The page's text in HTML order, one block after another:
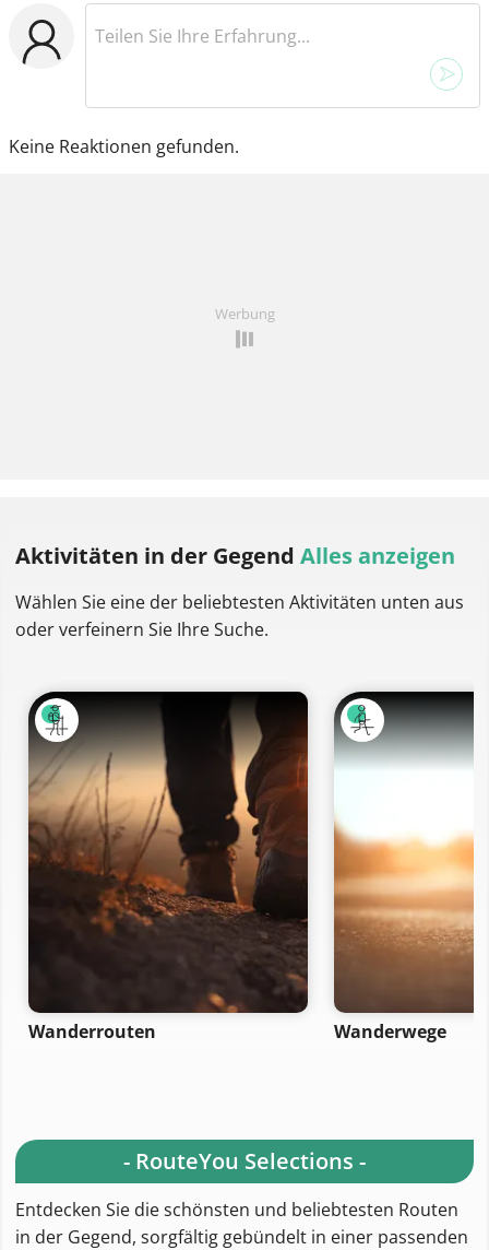
Keine Reaktionen gefunden.
Werbung
Aktivitäten in der Gegend Alles anzeigen
Wählen Sie eine der beliebtesten Aktivitäten unten aus
oder verfeinern Sie Ihre Suche.
Wanderrouten Wanderwege
- RouteYou Selections -
Entdecken Sie die schönsten und beliebtesten Routen
in der Gegend, sorgfältig gebündelt in einer passenden